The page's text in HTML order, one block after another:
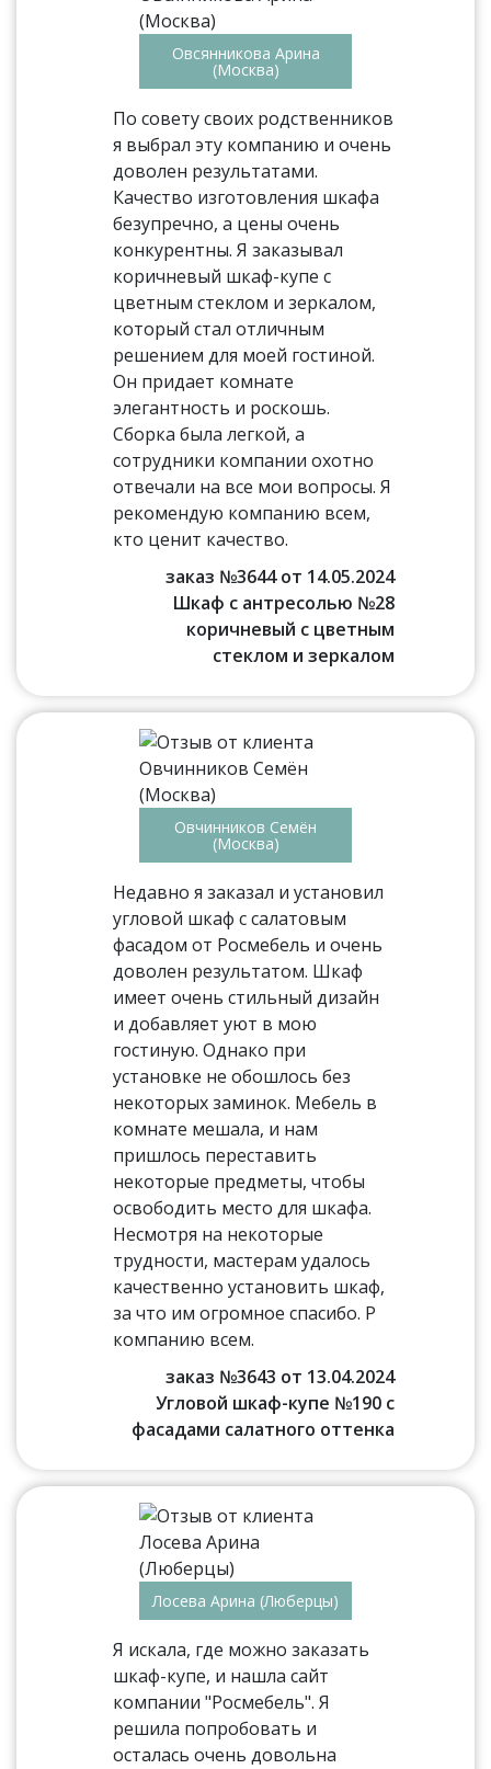
Овсянникова Арина
(Москва)
По совету своих родственников
я выбрал эту компанию и очень
доволен результатами.
Качество изготовления шкафа
безупречно, а цены очень
конкурентны. Я заказывал
коричневый шкаф-купе с
цветным стеклом и зеркалом,
который стал отличным
решением для моей гостиной.
Он придает комнате
элегантность и роскошь.
Сборка была легкой, а
сотрудники компании охотно
отвечали на все мои вопросы. Я
рекомендую компанию всем,
кто ценит качество.
заказ №3644 от 14.05.2024
Шкаф с антресолью №28
коричневый с цветным
стеклом и зеркалом
Овчинников Семён
(Москва)
Недавно я заказал и установил
угловой шкаф с салатовым
фасадом от Росмебель и очень
доволен результатом. Шкаф
имеет очень стильный дизайн
и добавляет уют в мою
гостиную. Однако при
установке не обошлось без
некоторых заминок. Мебель в
комнате мешала, и нам
пришлось переставить
некоторые предметы, чтобы
освободить место для шкафа.
Несмотря на некоторые
трудности, мастерам удалось
качественно установить шкаф,
за что им огромное спасибо. Р
компанию всем.
заказ №3643 от 13.04.2024
Угловой шкаф-купе №190 с
фасадами салатного оттенка
Лосева Арина (Люберцы)
Я искала, где можно заказать
шкаф-купе, и нашла сайт
компании "Росмебель". Я
решила попробовать и
осталась очень довольна